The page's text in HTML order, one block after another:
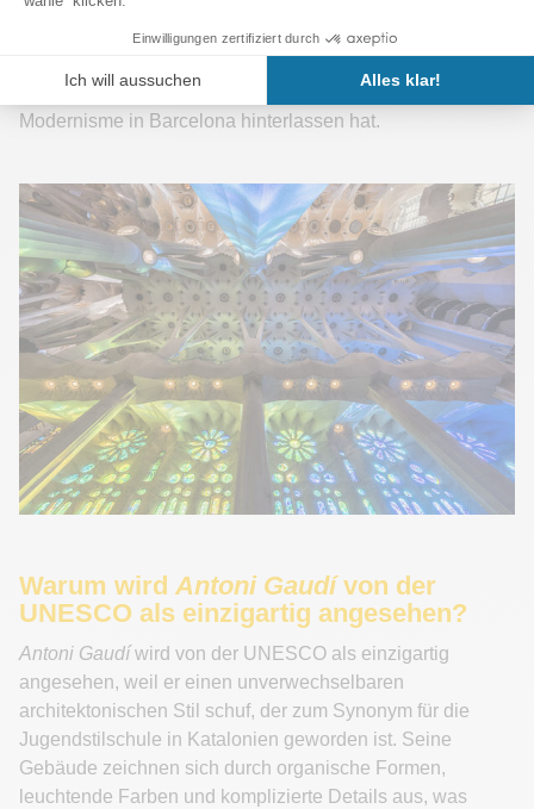
Charakter und der kulturellen Prägung, die der
Modernisme in Barcelona hinterlassen hat.
Warum wird Antoni Gaudívon der
UNESCO als einzigartig angesehen?
Antoni Gaudíwird von der UNESCO als einzigartig
angesehen, weil er einen unverwechselbaren
architektonischen Stil schuf, der zum Synonym für die
Jugendstilschule in Katalonien geworden ist. Seine
Gebäude zeichnen sich durch organische Formen,
leuchtende Farben und komplizierte Details aus, was